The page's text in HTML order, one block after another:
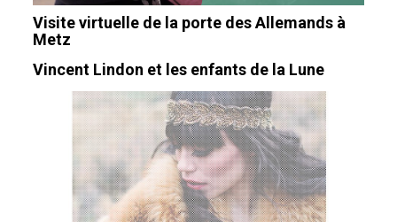
Visite virtuelle de la porte des Allemands à
Metz
Vincent Lindon et les enfants de la Lune